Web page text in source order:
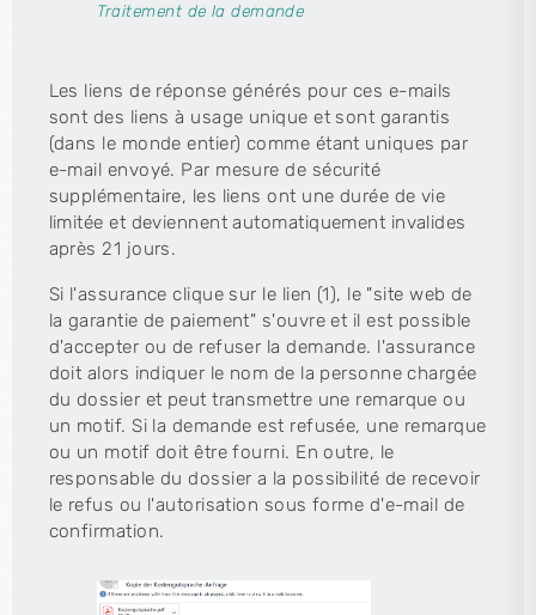
Traitement de la demande
Les liens de réponse générés pour ces e-mails
sont des liens à usage unique et sont garantis
(dans le monde entier) comme étant uniques par
e-mail envoyé. Par mesure de sécurité
supplémentaire, les liens ont une durée de vie
limitée et deviennent automatiquement invalides
après 21 jours.
Si l'assurance clique sur le lien (1), le "site web de
la garantie de paiement" s'ouvre et il est possible
d'accepter ou de refuser la demande. l'assurance
doit alors indiquer le nom de la personne chargée
du dossier et peut transmettre une remarque ou
un motif. Si la demande est refusée, une remarque
ou un motif doit être fourni. En outre, le
responsable du dossier a la possibilité de recevoir
le refus ou l'autorisation sous forme d'e-mail de
confirmation.